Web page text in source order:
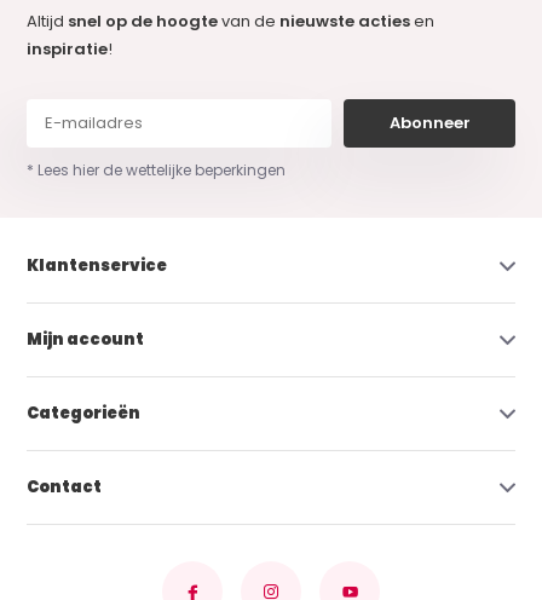
Altijd snel op de hoogtevan de nieuwste actiesen
inspiratie!
Abonneer
* Lees hier de wettelijke beperkingen
Klantenservice
Mijn account
Categorieën
Contact